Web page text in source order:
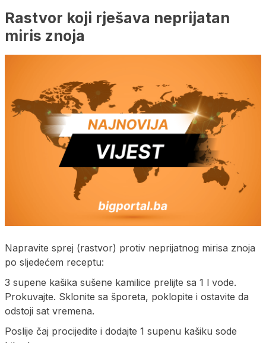
Rastvor koji rješava neprijatan
miris znoja
Napravite sprej (rastvor) protiv neprijatnog mirisa znoja
po sljedećem receptu:
3 supene kašika sušene kamilice prelijte sa 1 l vode.
Prokuvajte. Sklonite sa šporeta, poklopite i ostavite da
odstoji sat vremena.
Poslije čaj procijedite i dodajte 1 supenu kašiku sode